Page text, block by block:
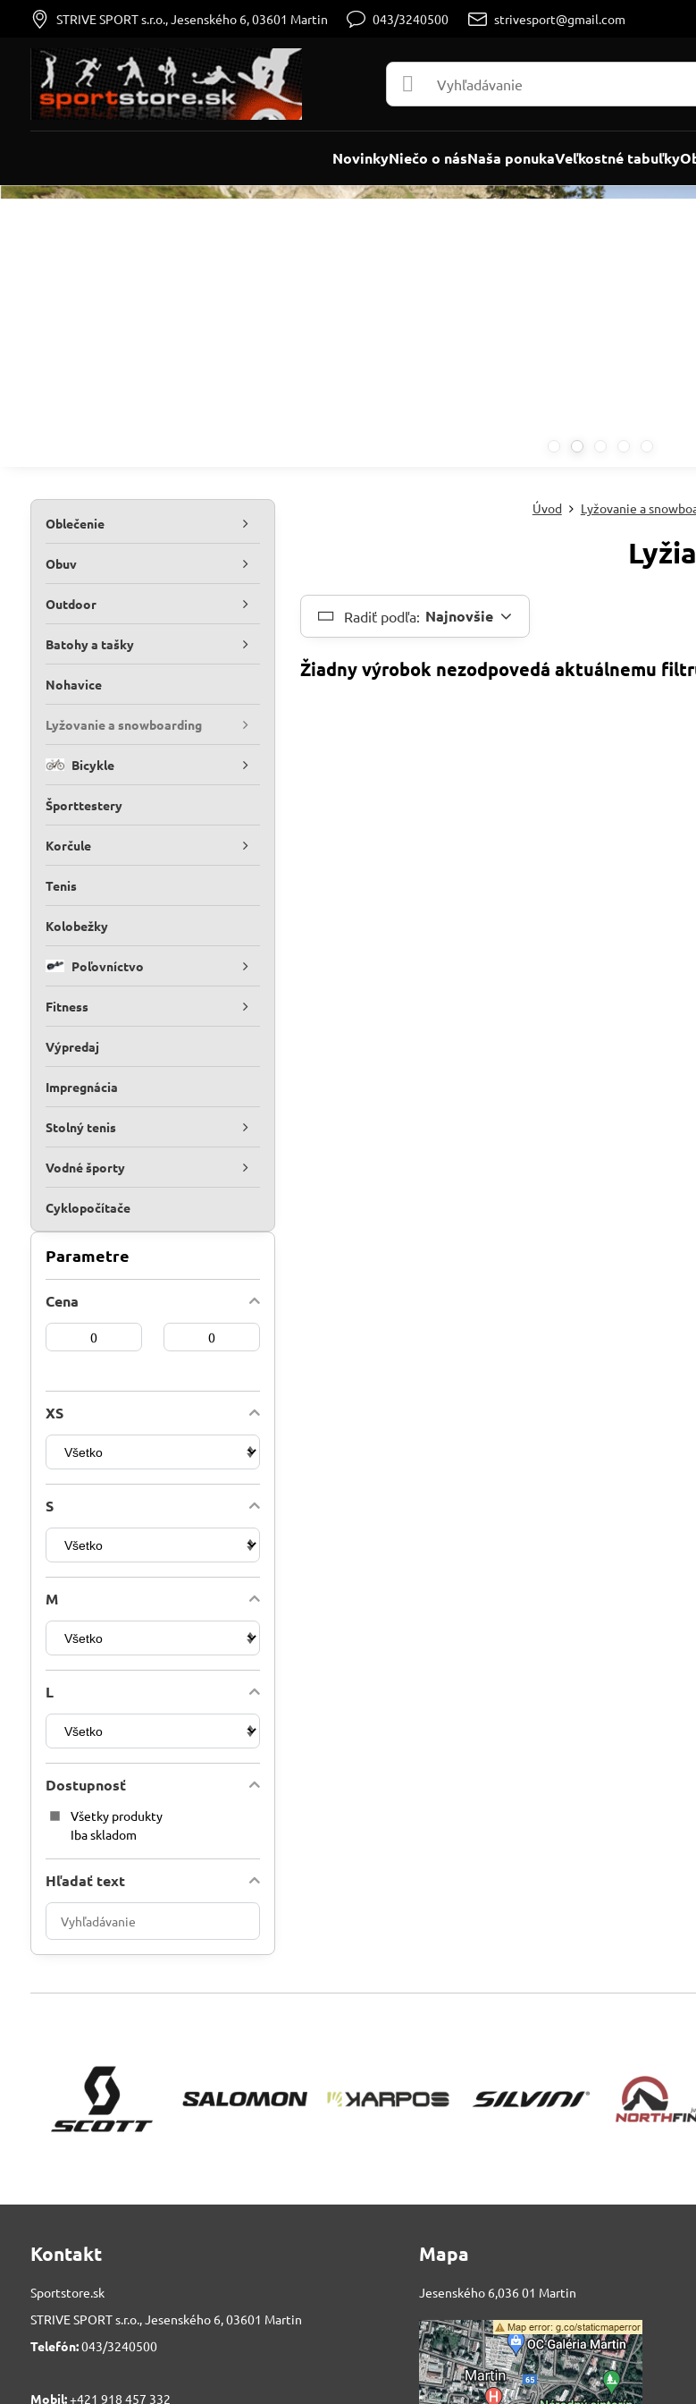
STRIVE SPORT s.r.o., Jesenského 6, 03601 Martin 043/3240500 strivesport@gmail.com
NovinkyNiečo o násNaša ponukaVeľkostné tabuľky
Úvod Lyžovanie a
Radiť podľa: Najnovšie
Parametre
Cena
Od: Do:
XS
S
M
L
Dostupnosť
Všetky produkty
Iba skladom
Hľadať text
Prehľadať
výsledky
filtra
Oblečenie
Obuv
Outdoor
Batohy a tašky
Nohavice
Lyžovanie a snowboarding
Bicykle
Športtestery
Korčule
Tenis
Kolobežky
Poľovníctvo
Fitness
Výpredaj
Impregnácia
Stolný tenis
Vodné športy
Cyklopočítače
Kontakt
Sportstore.sk
STRIVE SPORT s.r.o., Jesenského 6, 03601 Martin
Telefón:043/3240500
Mobil:+421 918 457 332
Mapa
Jesenského 6,036 01 Martin
Externý obsah je
blokovaný Voľbami